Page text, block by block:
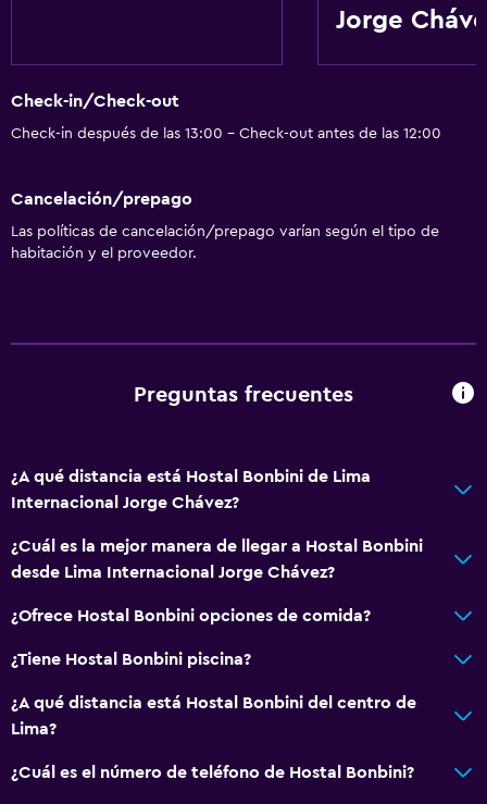
Jorge
Check-in/Check-out
Check-in después de las 13:00 - Check-out antes de las 12:00
Cancelación/prepago
Las políticas de cancelación/prepago varían según el tipo de
habitación y el proveedor.
Preguntas frecuentes
¿A qué distancia está Hostal Bonbini de Lima
Internacional Jorge Chávez?
¿Cuál es la mejor manera de llegar a Hostal Bonbini
desde Lima Internacional Jorge Chávez?
¿Ofrece Hostal Bonbini opciones de comida?
¿Tiene Hostal Bonbini piscina?
¿A qué distancia está Hostal Bonbini del centro de
Lima?
¿Cuál es el número de teléfono de Hostal Bonbini?